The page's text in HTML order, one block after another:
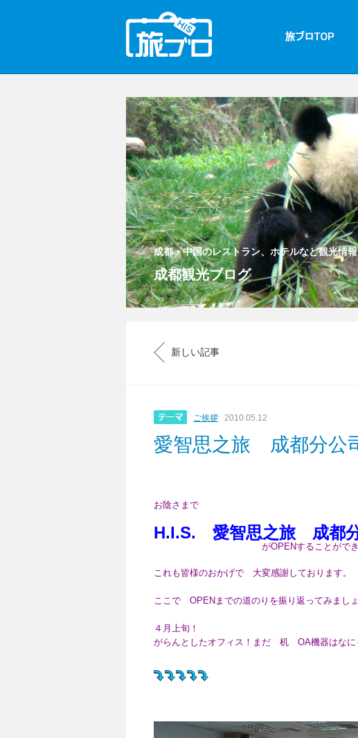
成都・中国のレストラン、ホテルなど観光情
成都観光ブログ
新しい記事
ご挨拶 2010.05.12
愛智思之旅 成都分
お陰さまで
H.I.S. 愛智思之旅 成都
がOPENすることができま
これも皆様のおかげで 大変感謝しております。
ここで OPENまでの道のりを振り返ってみましょ
４月上旬！
がらんとしたオフィス！まだ 机 OA機器はなに